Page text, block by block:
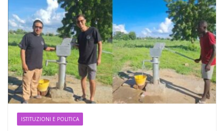
ISTITUZIONI E POLITICA